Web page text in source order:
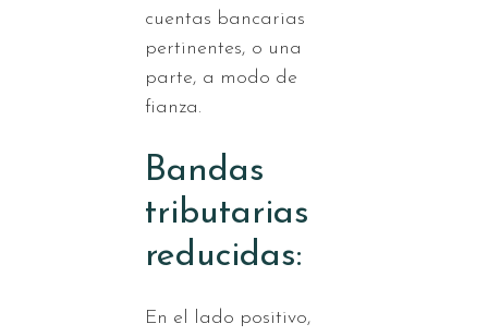
cuentas bancarias
pertinentes, o una
parte, a modo de
fianza.
Bandas
tributarias
reducidas:
En el lado positivo,